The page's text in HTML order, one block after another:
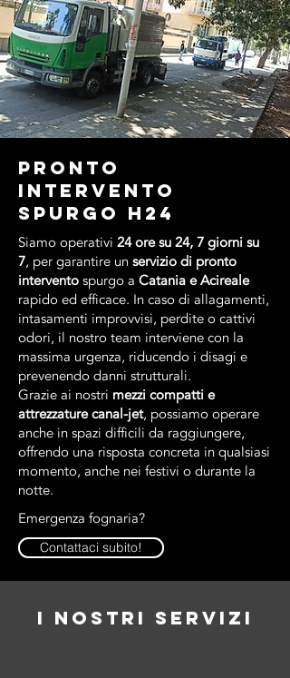
Pronto
intervento
spurgo h24
Siamo operativi 24 ore su 24, 7 giorni su
7, per garantire un servizio di pronto
intervento spurgo a Catania e Acireale
rapido ed efficace. In caso di allagamenti,
intasamenti improvvisi, perdite o cattivi
odori, il nostro team interviene con la
massima urgenza, riducendo i disagi e
prevenendo danni strutturali.
Grazie ai nostri mezzi compatti e
attrezzature canal-jet, possiamo operare
anche in spazi difficili da raggiungere,
offrendo una risposta concreta in qualsiasi
momento, anche nei festivi o durante la
notte.
Emergenza fognaria?
Contattaci subito!
I NOSTRI SERVIZI